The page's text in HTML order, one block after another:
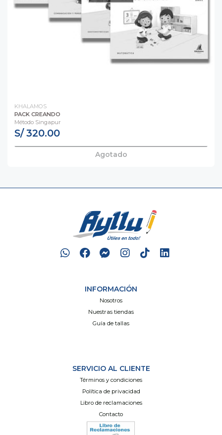
KHALAMOS
PACK CREANDO
Método Singapur
S/ 320.00
Agotado
INFORMACIÓN
Nosotros
Nuestras tiendas
Guía de tallas
SERVICIO AL CLIENTE
Términos y condiciones
Política de privacidad
Libro de reclamaciones
Contacto